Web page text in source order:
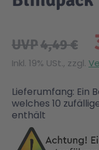
UVP4,49 €
Inkl. 19% USt., zzgl.
Lieferumfang: Ein
welches 10
enthält